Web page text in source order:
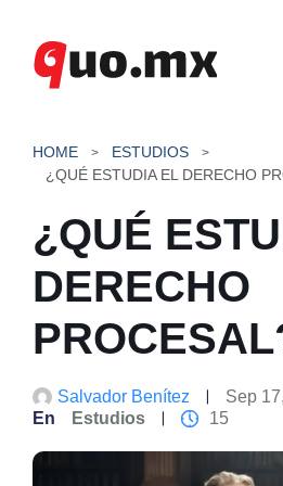
contenido
HOME
ESTUDIOS
¿QUÉ ESTUDIA EL DERECHO
¿QUÉ
DERECHO
Salvador Benítez
Sep
En
Estudios 15